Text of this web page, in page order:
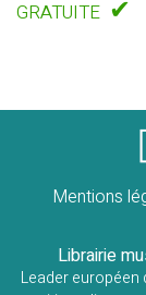
GRATUITE ✔
Mentions
Librairie
Leader européen